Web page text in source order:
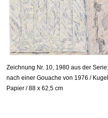
Zeichnung Nr. 10, 1980 aus der
nach einer Gouache von 1976 /
Papier / 88 x 62,5 cm